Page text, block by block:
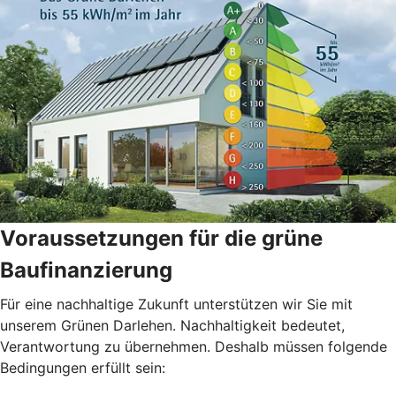
Voraussetzungen für die grüne
Baufinanzierung
Für eine nachhaltige Zukunft unterstützen wir Sie mit
unserem Grünen Darlehen. Nachhaltigkeit bedeutet,
Verantwortung zu übernehmen. Deshalb müssen folgende
Bedingungen erfüllt sein: